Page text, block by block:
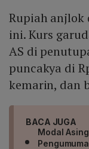
Rupiah anjlok
ini. Kurs
AS di
puncakya di
kemarin, dan
BACA JUGA
Modal